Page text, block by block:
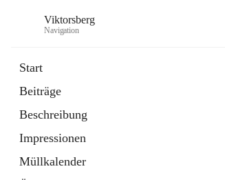
Viktorsberg
Navigation
Start
Beiträge
Beschreibung
Impressionen
Müllkalender